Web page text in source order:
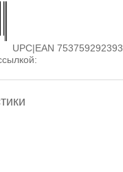
UPC|EAN 753759292393